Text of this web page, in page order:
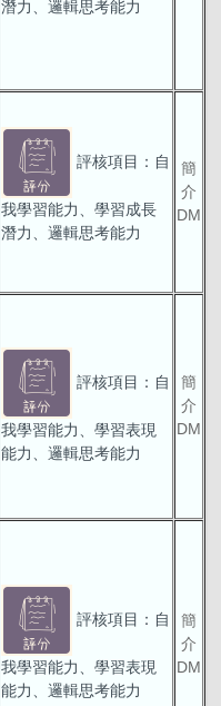
潛力、邏輯思考能力
評核項目：自
我學習能力、學習成長
潛力、邏輯思考能力
簡
介
DM
評核項目：自
我學習能力、學習表現
能力、邏輯思考能力
簡
介
DM
評核項目：自
我學習能力、學習表現
能力、邏輯思考能力
簡
介
DM